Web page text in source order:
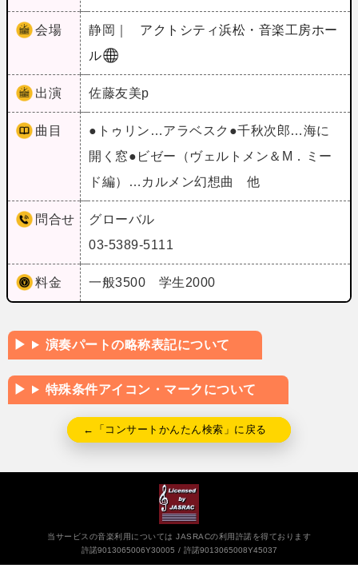
会場 静岡｜
アクトシティ浜松・音楽工房ホー
ル
出演 佐藤友美p
曲目
●トゥリン…アラベスク●千秋次郎…海に
開く窓●ビゼー（ヴェルトメン＆M．ミー
ド編）…カルメン幻想曲 他
問合せ
グローバル
03-5389-5111
料金 一般3500 学生2000
演奏パートの略称表記について
特殊条件アイコン・マークについて
←「コンサートかんたん検索」に戻る
当サービスの音楽利用については JASRACの利用許諾を得ております
許諾9013065006Y30005
許諾9013065008Y45037